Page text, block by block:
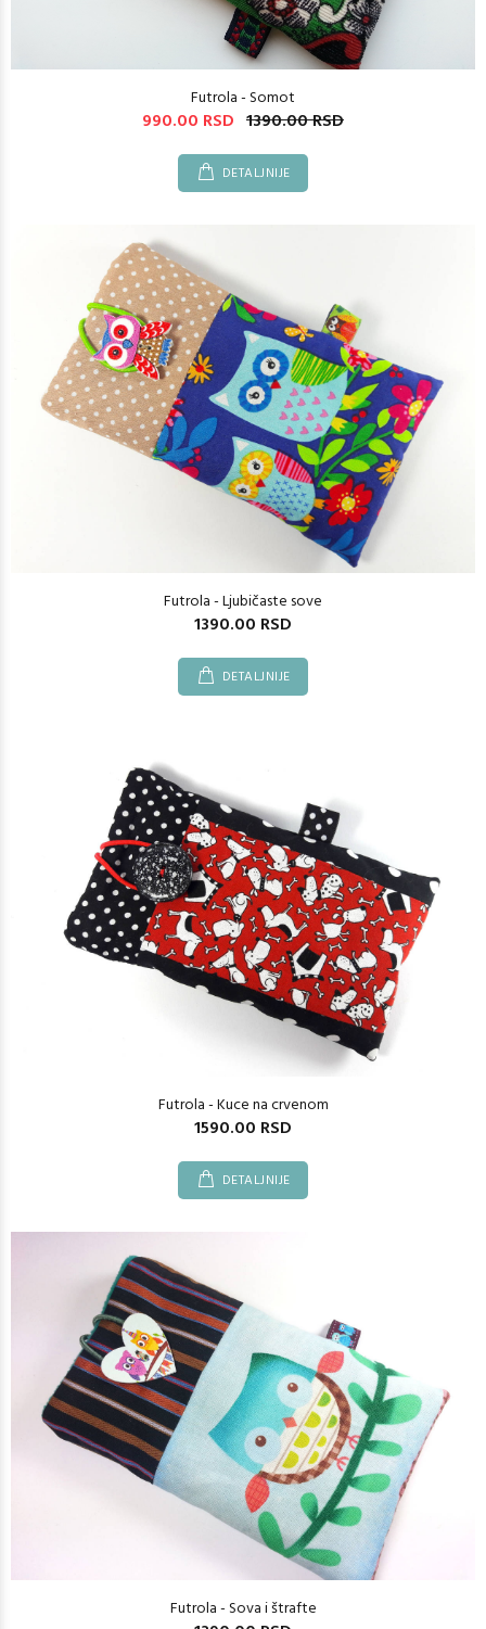
Futrola - Somot
990.00 RSD 1390.00 RSD
DETALJNIJE
Futrola - Ljubičaste sove
1390.00 RSD
DETALJNIJE
Futrola - Kuce na crvenom
1590.00 RSD
DETALJNIJE
Futrola - Sova i štrafte